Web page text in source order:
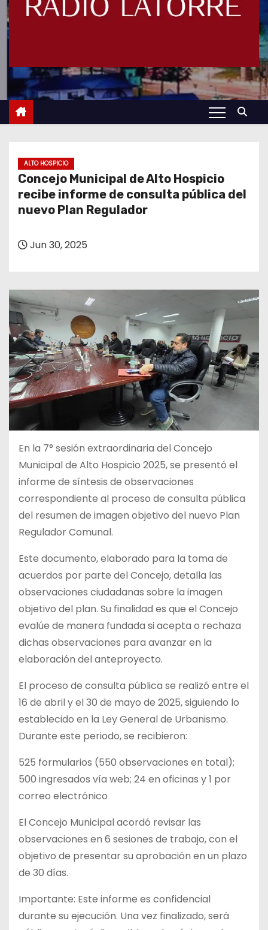
ALTO HOSPICIO
Concejo Municipal de Alto Hospicio
recibe informe de consulta pública del
nuevo Plan Regulador
Jun 30, 2025
En la 7° sesión extraordinaria del Concejo
Municipal de Alto Hospicio 2025, se presentó el
informe de síntesis de observaciones
correspondiente al proceso de consulta pública
del resumen de imagen objetivo del nuevo Plan
Regulador Comunal.
Este documento, elaborado para la toma de
acuerdos por parte del Concejo, detalla las
observaciones ciudadanas sobre la imagen
objetivo del plan. Su finalidad es que el Concejo
evalúe de manera fundada si acepta o rechaza
dichas observaciones para avanzar en la
elaboración del anteproyecto.
El proceso de consulta pública se realizó entre el
16 de abril y el 30 de mayo de 2025, siguiendo lo
establecido en la Ley General de Urbanismo.
Durante este periodo, se recibieron:
525 formularios (550 observaciones en total);
500 ingresados vía web; 24 en oficinas y 1 por
correo electrónico
El Concejo Municipal acordó revisar las
observaciones en 6 sesiones de trabajo, con el
objetivo de presentar su aprobación en un plazo
de 30 días.
Importante: Este informe es confidencial
durante su ejecución. Una vez finalizado, será